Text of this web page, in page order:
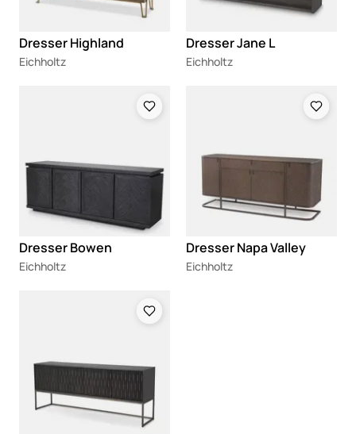
Dresser Highland
Eichholtz
Dresser Jane L
Eichholtz
Dresser Bowen
Eichholtz
Dresser Napa Valley
Eichholtz